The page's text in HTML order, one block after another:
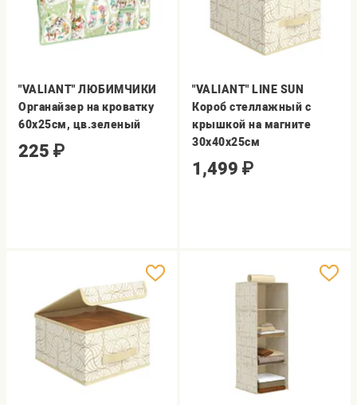
"VALIANT" ЛЮБИМЧИКИ
Органайзер на кроватку
60х25см, цв.зеленый
225 ₽
"VALIANT" LINE SUN
Короб стеллажный с
крышкой на магните
30х40х25см
1,499 ₽